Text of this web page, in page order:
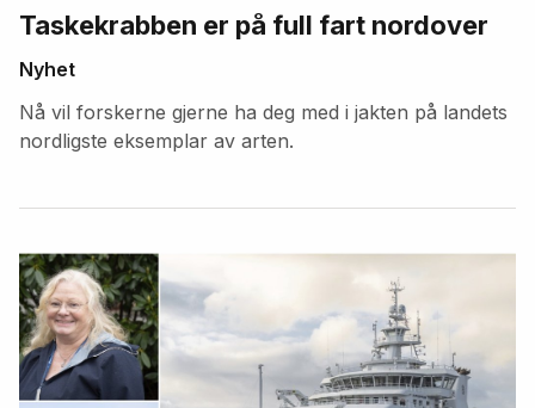
Taskekrabben er på full fart nordover
Nyhet
Nå vil forskerne gjerne ha deg med i jakten på landets
nordligste eksemplar av arten.